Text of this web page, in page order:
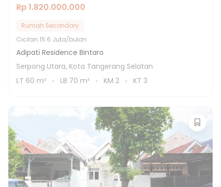
Rp 1.820.000.000
Rumah Secondary
Cicilan 15.6 Juta/bulan
Adipati Residence Bintaro
Serpong Utara, Kota Tangerang Selatan
LT 60 m² LB 70 m² KM 2 KT 3